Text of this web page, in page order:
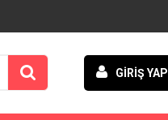
GİRİŞ YAP